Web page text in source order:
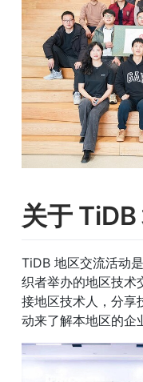
关于 TiDB
TiDB 地区交流活动
织者举办的地区技术
接地区技术人，分享
动来了解本地区的企